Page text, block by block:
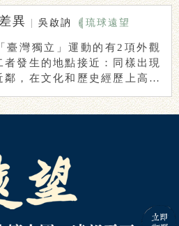
異 | 吳啟訥 琉球遠望
臺灣獨立」運動的有2項外觀
者發生的地點接近：同樣出現
，在文化和歷史經歷上高度